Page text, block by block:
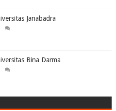
Janabadra
Bina Darma